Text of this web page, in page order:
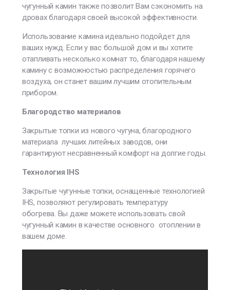
чугунный камин также позволит Вам сэкономить на
дровах благодаря своей высокой эффективности.
Использование камина идеально подойдет для
ваших нужд. Если у вас большой дом и вы хотите
отапливать несколько комнат то, благодаря нашему
камину с возможностью распределения горячего
воздуха, он станет вашим лучшим отопительным
прибором.
Благородство материалов
Закрытые топки из нового чугуна, благородного
материала лучших литейных заводов, они
гарантируют несравненный комфорт на долгие годы.
Технология IHS
Закрытые чугунные топки, оснащенные технологией
IHS, позволяют регулировать температуру
обогрева. Вы даже можете использовать свой
чугунный камин в качестве основного отоплении в
вашем доме.